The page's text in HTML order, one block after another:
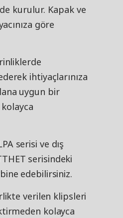
kurulur. Kapak ve
göre
ihtiyaçlarınıza
uygun bir
serisi ve dış
serisindeki
edebilirsiniz.
verilen klipsleri
kolayca